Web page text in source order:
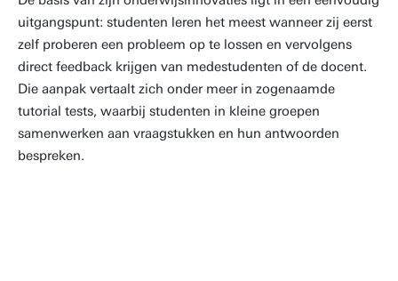
uitgangspunt: studenten leren het meest wanneer zij eerst
zelf proberen een probleem op te lossen en vervolgens
direct feedback krijgen van medestudenten of de docent.
Die aanpak vertaalt zich onder meer in zogenaamde
tutorial tests, waarbij studenten in kleine groepen
samenwerken aan vraagstukken en hun antwoorden
bespreken.